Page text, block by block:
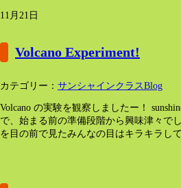
11月21日
Volcano Experiment!
カテゴリー： サンシャインクラスBlog
Volcano の実験を観察しましたー！
で、始まる前の準備段階から興味津々で
を目の前で見たみんなの目はキラキラし